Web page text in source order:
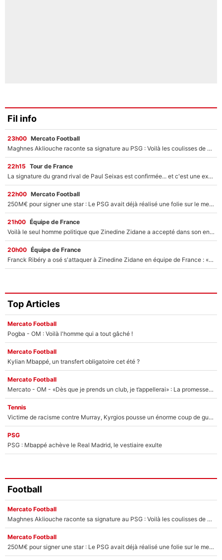
Fil info
23h00 Mercato Football
Maghnes Akliouche raconte sa signature au PSG : Voilà les coulisses de son transfert de rêve à 50M€
22h15 Tour de France
La signature du grand rival de Paul Seixas est confirmée... et c'est une excellente nouvelle pour l'équipe Decathlon-CMA CGM !
22h00 Mercato Football
250M€ pour signer une star : Le PSG avait déjà réalisé une folie sur le mercato bien avant Neymar !
21h00 Équipe de France
Voilà le seul homme politique que Zinedine Zidane a accepté dans son entourage : «Je garde un très bon souvenir de lui»
20h00 Équipe de France
Franck Ribéry a osé s'attaquer à Zinedine Zidane en équipe de France : «Je n'aurais jamais fait ça»
Top Articles
Mercato Football
Pogba - OM : Voilà l'homme qui a tout gâché !
Mercato Football
Kylian Mbappé, un transfert obligatoire cet été ?
Mercato Football
Mercato - OM - «Dès que je prends un club, je t’appellerai» : La promesse de Marcelino au moment de claquer la porte
Tennis
Victime de racisme contre Murray, Kyrgios pousse un énorme coup de gueule !
PSG
PSG : Mbappé achève le Real Madrid, le vestiaire exulte
Football
Mercato Football
Maghnes Akliouche raconte sa signature au PSG : Voilà les coulisses de son transfert de rêve à 50M€
Mercato Football
250M€ pour signer une star : Le PSG avait déjà réalisé une folie sur le mercato bien avant Neymar !